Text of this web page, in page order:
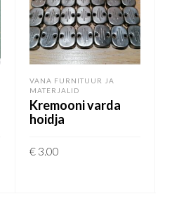
VANA FURNITUUR JA
MATERJALID
Kremooni varda
hoidja
€ 3.00